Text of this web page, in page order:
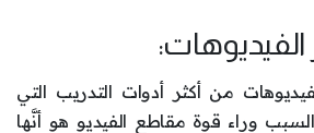
من أكثر أدوات التدريب التي
وراء قوة مقاطع الفيديو هو أنَّها